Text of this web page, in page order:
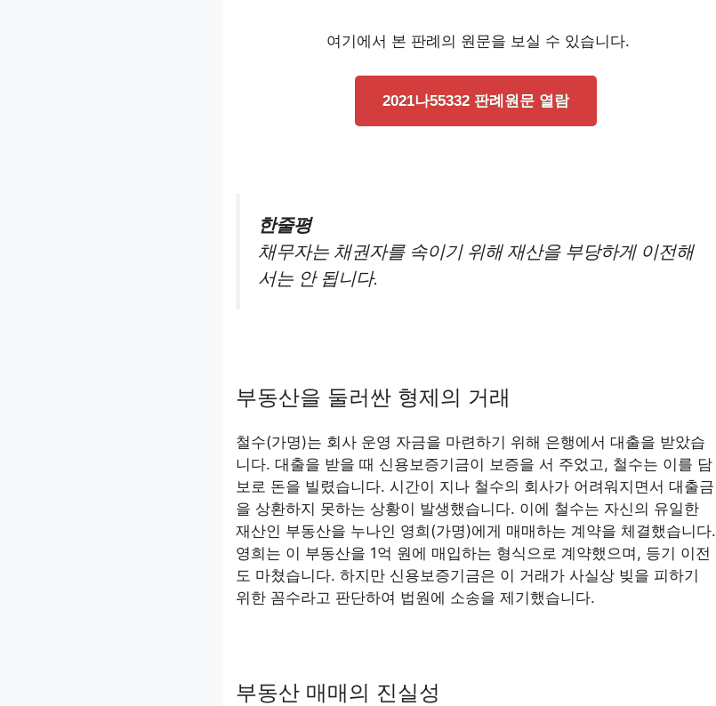
여기에서 본 판례의 원문을 보실 수 있습니다.
2021나55332 판례원문 열람
한줄평
채무자는 채권자를 속이기 위해 재산을 부당하게 이전해
서는 안 됩니다.
부동산을 둘러싼 형제의 거래
철수(가명)는 회사 운영 자금을 마련하기 위해 은행에서 대출을 받았습
니다. 대출을 받을 때 신용보증기금이 보증을 서 주었고, 철수는 이를 담
보로 돈을 빌렸습니다. 시간이 지나 철수의 회사가 어려워지면서 대출금
을 상환하지 못하는 상황이 발생했습니다. 이에 철수는 자신의 유일한
재산인 부동산을 누나인 영희(가명)에게 매매하는 계약을 체결했습니다.
영희는 이 부동산을 1억 원에 매입하는 형식으로 계약했으며, 등기 이전
도 마쳤습니다. 하지만 신용보증기금은 이 거래가 사실상 빚을 피하기
위한 꼼수라고 판단하여 법원에 소송을 제기했습니다.
부동산 매매의 진실성